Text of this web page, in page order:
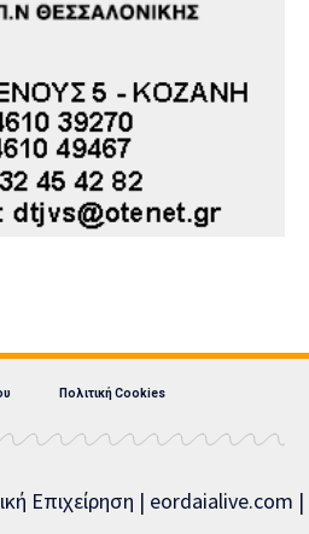
Πολιτική Cookies
Επιχείρηση | eordaialive.com |